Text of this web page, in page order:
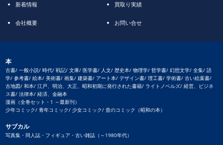
新着情報 買取り実績
会社概要 お問い合せ
本
古書/ 一般小説/ 時代/ 戦記/ 文庫/ 医学書/ 人文/ 歴史本/ 物理学/ 哲学書/ 幻想文学/ 全集/ 語
学/ 参考書/ 絵本/ 美術書/ 画集/ 建築書/ アート本/ デザイン書/ 理工書/ 学術書/ 古い絵葉書/
古地図/ 和本/ 江戸、明治、大正、昭和初期に発行された書籍/ ライトノベルズ/ 経営、ビジネ
ス書/ 法律本/ 経済、金融本
漫画（全巻セット・1 ～最新刊）
少年コミック/ 青年コミック/ 少女コミック/ 昔のコミック（昭和の本）
サブカル
写真集・同人誌・フィギュア・古い雑誌（～1980年代）